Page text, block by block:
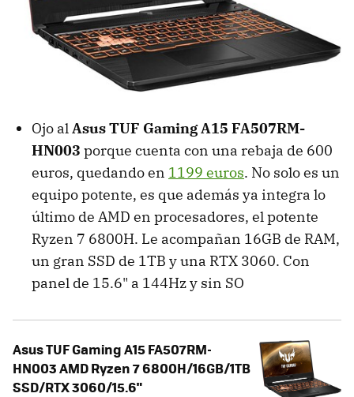
Ojo al Asus TUF Gaming A15 FA507RM-
HN003 porque cuenta con una rebaja de 600
euros, quedando en 1199 euros. No solo es un
equipo potente, es que además ya integra lo
último de AMD en procesadores, el potente
Ryzen 7 6800H. Le acompañan 16GB de RAM,
un gran SSD de 1TB y una RTX 3060. Con
panel de 15.6" a 144Hz y sin SO
Asus TUF Gaming A15 FA507RM-
HN003 AMD Ryzen 7 6800H/16GB/1TB
SSD/RTX 3060/15.6"